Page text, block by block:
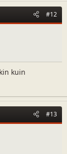
#12
kuin
#13